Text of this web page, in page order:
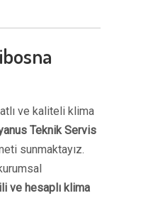
ve kaliteli klima
Teknik Servis
sunmaktayız.
ve hesaplı klima